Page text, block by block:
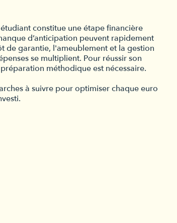
constitue une étape financière
d’anticipation peuvent rapidement
de garantie, l'ameublement et la gestion
se multiplient. Pour réussir son
méthodique est nécessaire.
à suivre pour optimiser chaque euro